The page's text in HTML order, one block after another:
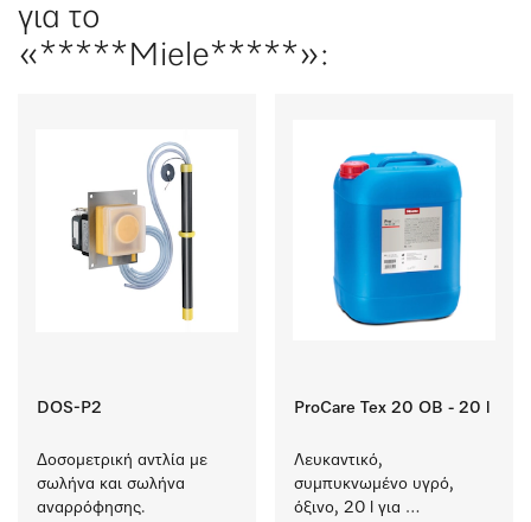
για το
«*****Miele*****»:
DOS-P2
Δοσομετρική αντλία με
σωλήνα και σωλήνα
αναρρόφησης.
ProCare Tex 20 OB - 20 l
Λευκαντικό,
συμπυκνωμένο υγρό,
όξινο, 20 l για